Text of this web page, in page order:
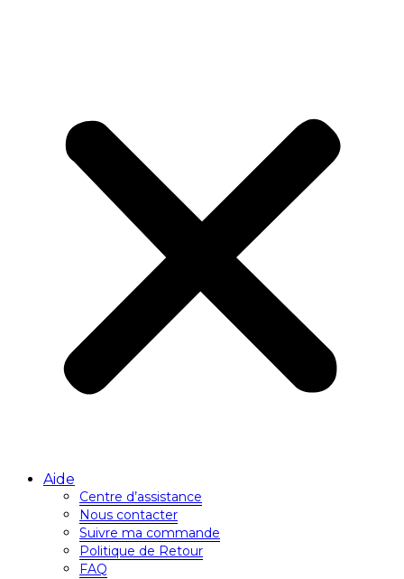
Aide
Centre d’assistance
Nous contacter
Suivre ma commande
Politique de Retour
FAQ